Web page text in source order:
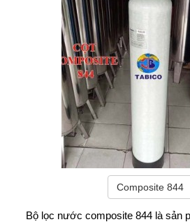
Composite 844
Bộ lọc nước composite 844 là sản